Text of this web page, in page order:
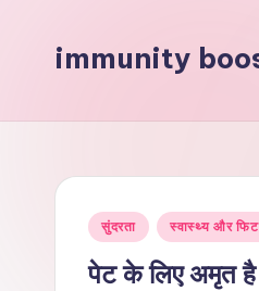
–
और
विश्व
immunity
Posted
in
सुंदरता स्वास्थ्य और
पेट के लिए अमृत है